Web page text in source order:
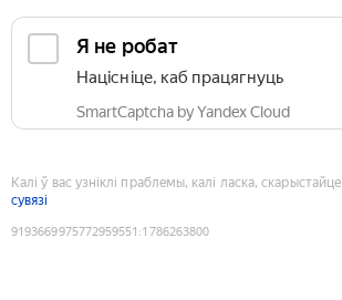
Я не робат
Націсніце, каб працягнуць
SmartCaptcha by Yandex Cloud
Калі ў вас узніклі праблемы, калі ласка, скарыстайце
сувязі
9193669975772959551 :1786263800